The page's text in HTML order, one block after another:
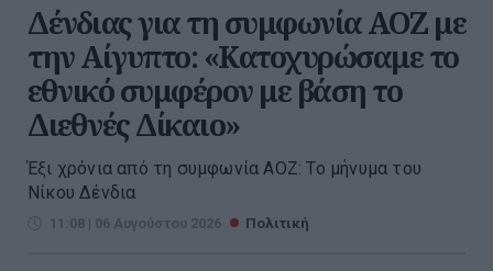
Δένδιας για τη συμφωνία ΑΟΖ με
την Αίγυπτο: «Κατοχυρώσαμε το
εθνικό συμφέρον με βάση το
Διεθνές Δίκαιο»
Έξι χρόνια από τη συμφωνία ΑΟΖ: Το μήνυμα του
Νίκου Δένδια
11:08 | 06 Αυγούστου 2026 Πολιτική